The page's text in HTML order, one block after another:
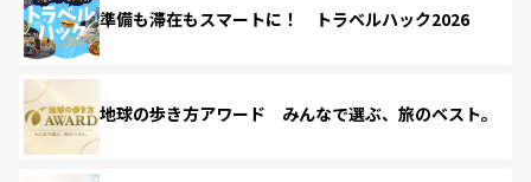
準備も滞在もスマートに！ トラベルハック2026
地球の歩き方アワード みんなで選ぶ、旅のベスト。